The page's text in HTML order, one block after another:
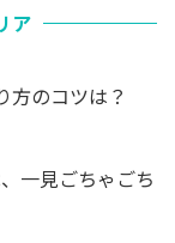
ア
一見ごちゃごち